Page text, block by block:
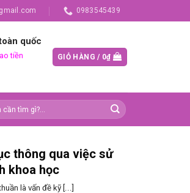
0983545439
quốc
tiền GIỎ HÀNG / 0₫
thông qua việc sử
khoa học
là vấn đề kỹ [...]